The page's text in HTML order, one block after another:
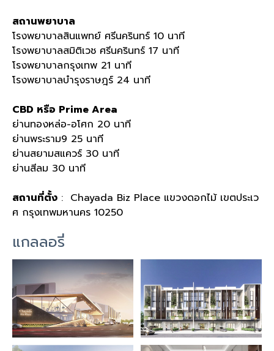
สถานพยาบาล
โรงพยาบาลสินแพทย์ ศรีนครินทร์ 10 นาที
โรงพยาบาลสมิติเวช ศรีนครินทร์ 17 นาที
โรงพยาบาลกรุงเทพ 21 นาที
โรงพยาบาลบำรุงราษฎร์ 24 นาที
CBD หรือ Prime Area
ย่านทองหล่อ-อโศก 20 นาที
ย่านพระราม9 25 นาที
ย่านสยามสแควร์ 30 นาที
ย่านสีลม 30 นาที
สถานที่ตั้ง : Chayada Biz Place แขวงดอกไม้ เขตประเว
ศ กรุงเทพมหานคร 10250
แกลลอรี่